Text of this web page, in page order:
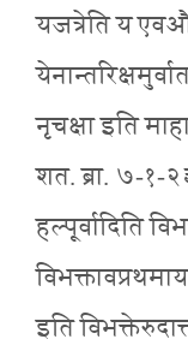
यजत्रेति य
नृचक्षा इति
शत. ब्रा. ७-१-
हल्पूर्वादिति
इति